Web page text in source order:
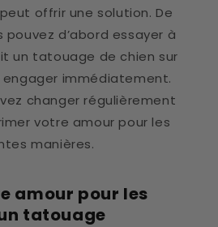
offrir une solution. De
d’abord essayer à
un tatouage de chien sur
engager immédiatement.
changer régulièrement
votre amour pour les
manières.
amour pour les
tatouage